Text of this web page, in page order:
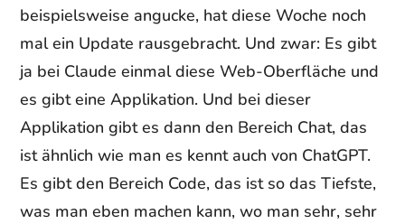
beispielsweise angucke, hat diese Woche noch
mal ein Update rausgebracht. Und zwar: Es gibt
ja bei Claude einmal diese Web-Oberfläche und
es gibt eine Applikation. Und bei dieser
Applikation gibt es dann den Bereich Chat, das
ist ähnlich wie man es kennt auch von ChatGPT.
Es gibt den Bereich Code, das ist so das Tiefste,
was man eben machen kann, wo man sehr, sehr